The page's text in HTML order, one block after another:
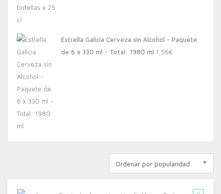
Estrella Galicia Cerveza sin Alcohol - Paquete
de 6 x 330 ml - Total: 1980 ml 1,56€
Ordenar por popularidad